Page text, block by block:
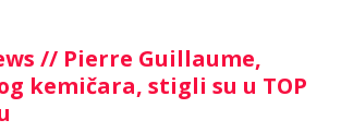
// Pierre Guillaume,
kemičara, stigli su u TOP